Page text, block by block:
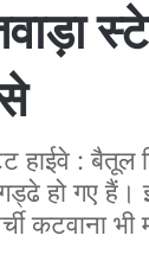
हाईवे : बैतूल
हो गए
कटवाना भी